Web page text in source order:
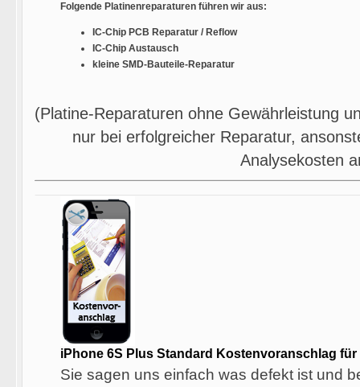
Folgende Platinenreparaturen führen wir aus:
IC-Chip PCB Reparatur / Reflow
IC-Chip Austausch
kleine SMD-Bauteile-Reparatur
(Platine-Reparaturen ohne Gewährleistung
nur bei erfolgreicher Reparatur,
Analysekosten
iPhone 6S Plus Standard Kostenvoranschlag
Sie sagen uns einfach was defekt ist und